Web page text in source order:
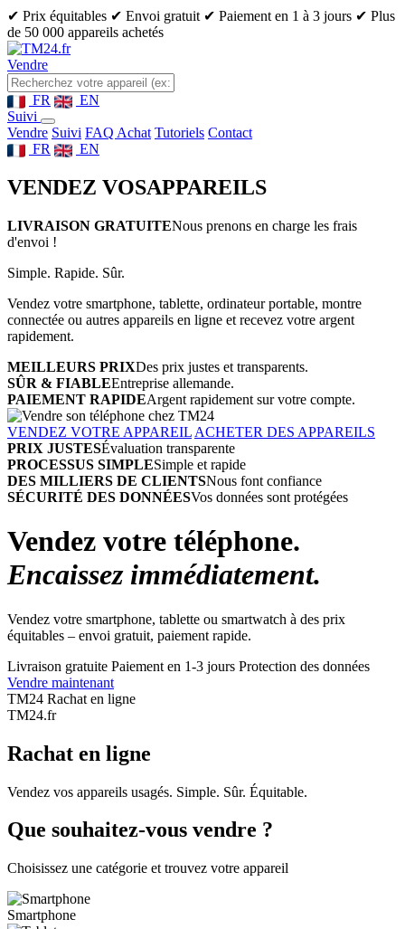
✔ Prix équitables ✔ Envoi gratuit ✔ Paiement en 1 à 3 jours ✔ Plus
de 50 000 appareils achetés
Vendre
FR
EN
Suivi
Vendre Suivi FAQ Achat Tutoriels Contact
FR
EN
VENDEZ VOSAPPAREILS
LIVRAISON GRATUITENous prenons en charge les frais
d'envoi !
Simple. Rapide. Sûr.
Vendez votre smartphone, tablette, ordinateur portable, montre
connectée ou autres appareils en ligne et recevez votre argent
rapidement.
MEILLEURS PRIXDes prix justes et transparents.
SÛR & FIABLEEntreprise allemande.
PAIEMENT RAPIDEArgent rapidement sur votre compte.
VENDEZ VOTRE APPAREIL ACHETER DES APPAREILS
PRIX JUSTESÉvaluation transparente
PROCESSUS SIMPLESimple et rapide
DES MILLIERS DE CLIENTSNous font confiance
SÉCURITÉ DES DONNÉESVos données sont protégées
Vendez votre téléphone.
Encaissez immédiatement.
Vendez votre smartphone, tablette ou smartwatch à des prix
équitables – envoi gratuit, paiement rapide.
Livraison gratuite Paiement en 1-3 jours Protection des données
Vendre maintenant
TM24 Rachat en ligne
TM24.fr
Rachat en ligne
Vendez vos appareils usagés. Simple. Sûr. Équitable.
Que souhaitez-vous vendre ?
Choisissez une catégorie et trouvez votre appareil
Smartphone